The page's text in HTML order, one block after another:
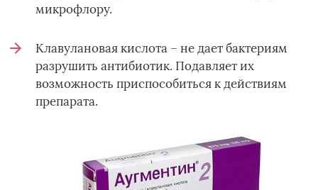
микрофлору.
Клавулановая кислота – не дает бактериям
разрушить антибиотик. Подавляет их
возможность приспособиться к действиям
препарата.